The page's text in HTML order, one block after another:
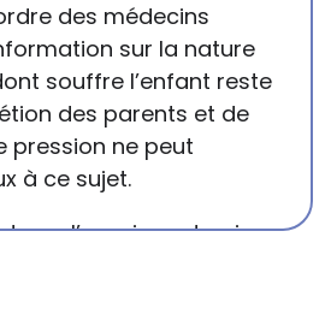
des médecins
sur la nature
souffre l’enfant reste
des parents et de
pression ne peut
à ce sujet.
que l’enseignant puisse
la maladie ou du